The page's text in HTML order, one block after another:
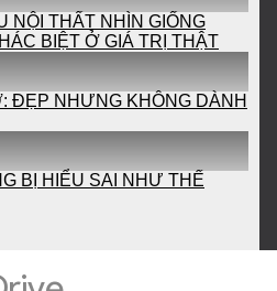
NỘI THẤT NHÌN GIỐNG
BIỆT Ở GIÁ TRỊ THẬT
ĐẸP NHƯNG KHÔNG DÀNH
BỊ HIỂU SAI NHƯ THẾ